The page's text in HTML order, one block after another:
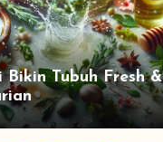
Bikin Tubuh Fresh &